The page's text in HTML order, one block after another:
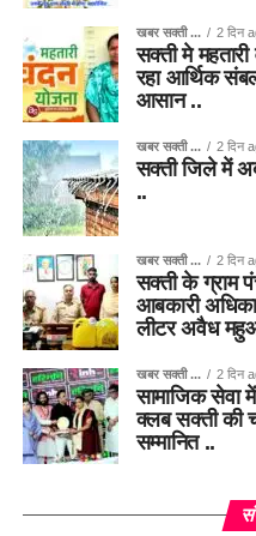
खबर सक्ती ... 2 दिन
सक्ती मे
रहा आर्थिक
आसान ..
खबर सक्ती ... 2 दिन
सक्ती जिले में
..
खबर सक्ती ... 2 दिन
सक्ती के ग्राम
आबकारी
लीटर अवैध
खबर सक्ती ... 2 दिन
सामाजिक सेवा
क्लब सक्ती की
सम्मानित ..